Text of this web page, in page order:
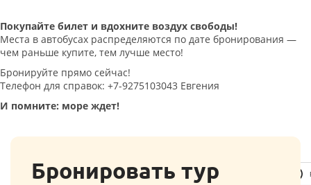
Покупайте билет и вдохните воздух свободы!
Места в автобусах распределяются по дате бронирования —
чем раньше купите, тем лучше место!
Бронируйте прямо сейчас!
Телефон для справок: +7-9275103043 Евгения
И помните: море ждет!
Бронировать тур